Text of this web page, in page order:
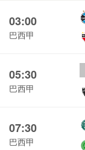
03:00
巴西甲
05:30
巴西甲
07:30
巴西甲